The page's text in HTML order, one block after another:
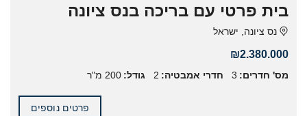
בית פרטי עם בריכה בנס ציונה
נס ציונה, ישראל
₪2.380.000
מס' חדרים: 3 חדרי אמבטיה: 2 גודל: 200 מ"ר
פרטים נוספים